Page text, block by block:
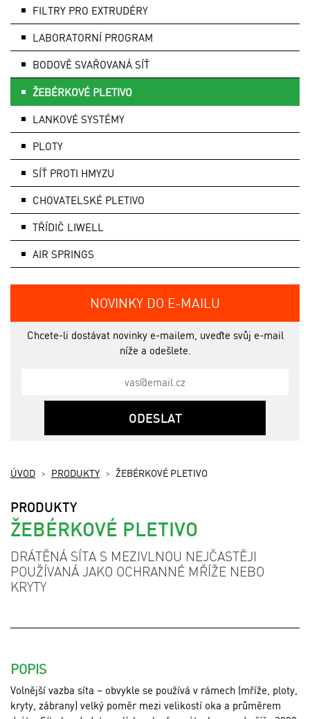
ÚVOD PRODUKTY ŽEBÉRKOVÉ PLETIVO
PRODUKTY
ŽEBÉRKOVÉ PLETIVO
DRÁTĚNÁ SÍTA S MEZIVLNOU NEJČASTĚJI
POUŽÍVANÁ JAKO OCHRANNÉ MŘÍŽE NEBO
KRYTY
POPIS
Volnější vazba síta – obvykle se používá v rámech (mříže, ploty,
kryty, zábrany) velký poměr mezi velikostí oka a průměrem
FILTRY PRO EXTRUDÉRY
LABORATORNÍ PROGRAM
BODOVĚ SVAŘOVANÁ SÍŤ
ŽEBÉRKOVÉ PLETIVO
LANKOVÉ SYSTÉMY
PLOTY
SÍŤ PROTI HMYZU
CHOVATELSKÉ PLETIVO
TŘÍDIČ LIWELL
AIR SPRINGS
NOVINKY DO E-MAILU
Chcete-li dostávat novinky e-mailem, uveďte svůj e-mail
níže a odešlete.
ODESLAT